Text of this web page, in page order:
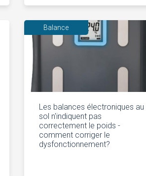
Balance
Les balances électroniques au
sol n'indiquent pas
correctement le poids -
comment corriger le
dysfonctionnement?